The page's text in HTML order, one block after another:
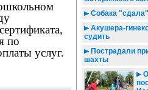
по
услуг.
Собака
Акушера-
судить
Пострадали
шахты